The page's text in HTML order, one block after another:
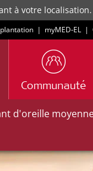
à votre localisation.
| myMED‑EL |
Communauté
d'oreille